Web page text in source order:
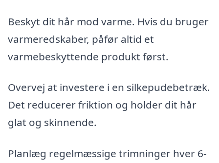
Beskyt dit hår mod varme. Hvis du bruger
varmeredskaber, påfør altid et
varmebeskyttende produkt først.
Overvej at investere i en silkepudebetræk.
Det reducerer friktion og holder dit hår
glat og skinnende.
Planlæg regelmæssige trimninger hver 6-